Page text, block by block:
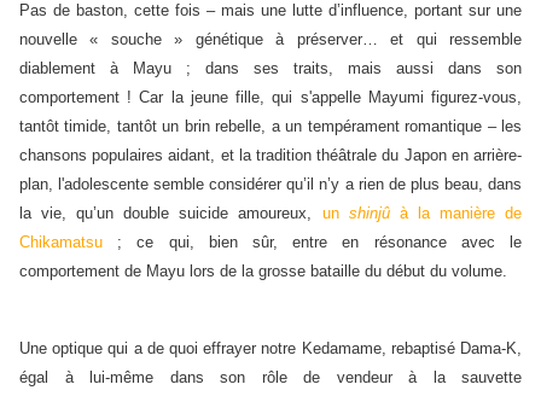
Pas de baston, cette fois – mais une lutte d’influence, portant sur une
nouvelle « souche » génétique à préserver… et qui ressemble
diablement à Mayu ; dans ses traits, mais aussi dans son
comportement ! Car la jeune fille, qui s'appelle Mayumi figurez-vous,
tantôt timide, tantôt un brin rebelle, a un tempérament romantique – les
chansons populaires aidant, et la tradition théâtrale du Japon en arrière-
plan, l'adolescente semble considérer qu’il n’y a rien de plus beau, dans
la vie, qu’un double suicide amoureux, un shinjûà la manière de
Chikamatsu ; ce qui, bien sûr, entre en résonance avec le
comportement de Mayu lors de la grosse bataille du début du volume.
Une optique qui a de quoi effrayer notre Kedamame, rebaptisé Dama-K,
égal à lui-même dans son rôle de vendeur à la sauvette